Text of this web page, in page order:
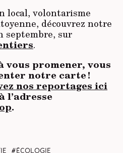
local, volontarisme
découvrez notre
septembre, sur
.
vous promener, vous
notre carte !
nos reportages ici
l’adresse
.
écologie